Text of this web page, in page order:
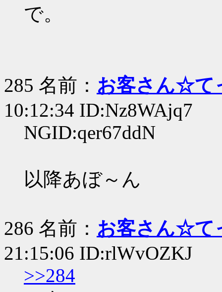
で。
285 名前： お客さん☆て
10:12:34 ID:Nz8WAjq7
NGID:qer67ddN
以降あぼ～ん
286 名前： お客さん☆て
21:15:06 ID:rlWvOZKJ
>>284